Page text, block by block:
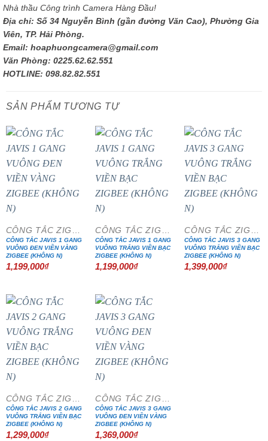
Nhà thầu Công trình Camera Hàng Đầu!
Địa chỉ: Số 34 Nguyễn Bình (gần đường Văn Cao), Phường Gia
Viên, TP. Hải Phòng.
Email: hoaphuongcamera@gmail.com
Văn Phòng: 0225.62.62.551
HOTLINE: 098.82.82.551
SẢN PHẨM TƯƠNG TỰ
CÔNG TẮC JAVIS 1 GANG
VUÔNG ĐEN VIỀN VÀNG
ZIGBEE (KHÔNG N)
1,199,000₫
CÔNG TẮC JAVIS 1 GANG
VUÔNG TRẮNG VIỀN BẠC
ZIGBEE (KHÔNG N)
1,199,000₫
CÔNG TẮC JAVIS 3 GANG
VUÔNG TRẮNG VIỀN BẠC
ZIGBEE (KHÔNG N)
1,399,000₫
CÔNG TẮC JAVIS 2 GANG
VUÔNG TRẮNG VIỀN BẠC
ZIGBEE (KHÔNG N)
1,299,000₫
CÔNG TẮC JAVIS 3 GANG
VUÔNG ĐEN VIỀN VÀNG
ZIGBEE (KHÔNG N)
1,369,000₫